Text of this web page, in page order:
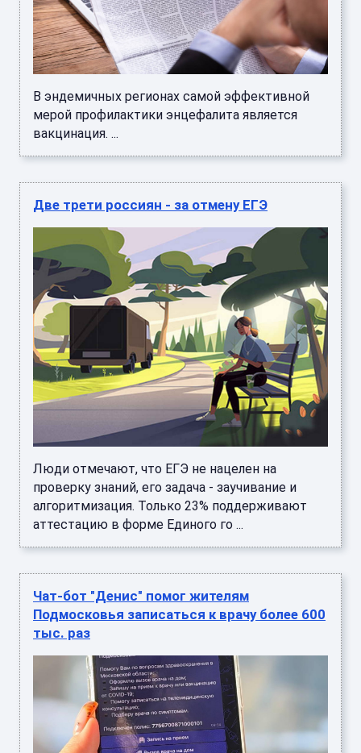
В эндемичных регионах самой эффективной
мерой профилактики энцефалита является
вакцинация. ...
Две трети россиян - за отмену ЕГЭ
Люди отмечают, что ЕГЭ не нацелен на
проверку знаний, его задача - заучивание и
алгоритмизация. Только 23% поддерживают
аттестацию в форме Единого го ...
Чат-бот "Денис" помог жителям
Подмосковья записаться к врачу более 600
тыс. раз